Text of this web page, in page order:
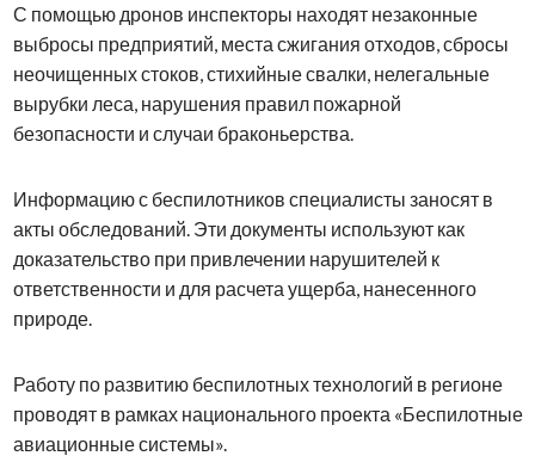
С помощью дронов инспекторы находят незаконные
выбросы предприятий, места сжигания отходов, сбросы
неочищенных стоков, стихийные свалки, нелегальные
вырубки леса, нарушения правил пожарной
безопасности и случаи браконьерства.
Информацию с беспилотников специалисты заносят в
акты обследований. Эти документы используют как
доказательство при привлечении нарушителей к
ответственности и для расчета ущерба, нанесенного
природе.
Работу по развитию беспилотных технологий в регионе
проводят в рамках национального проекта «Беспилотные
авиационные системы».